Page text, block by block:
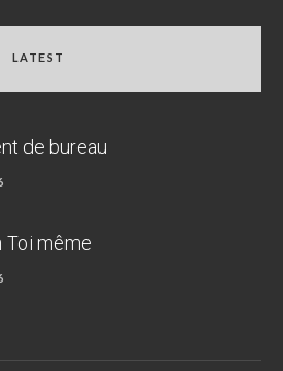
LATEST
de bureau
Toi même